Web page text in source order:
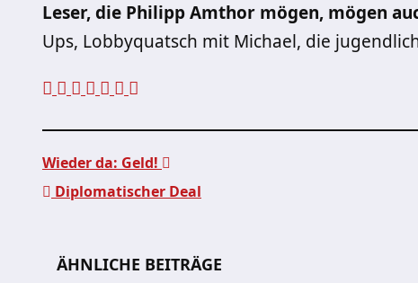
Leser, die Philipp Amthor mögen, mögen
Ups, Lobbyquatsch mit Michael, die
Wieder da: Geld!
Diplomatischer Deal
ÄHNLICHE BEITRÄGE